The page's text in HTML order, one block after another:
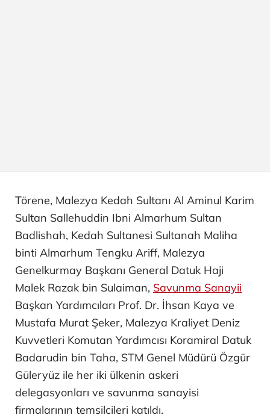
Törene, Malezya Kedah Sultanı Al Aminul Karim
Sultan Sallehuddin Ibni Almarhum Sultan
Badlishah, Kedah Sultanesi Sultanah Maliha
binti Almarhum Tengku Ariff, Malezya
Genelkurmay Başkanı General Datuk Haji
Malek Razak bin Sulaiman, Savunma Sanayii
Başkan Yardımcıları Prof. Dr. İhsan Kaya ve
Mustafa Murat Şeker, Malezya Kraliyet Deniz
Kuvvetleri Komutan Yardımcısı Koramiral Datuk
Badarudin bin Taha, STM Genel Müdürü Özgür
Güleryüz ile her iki ülkenin askeri
delegasyonları ve savunma sanayisi
firmalarının temsilcileri katıldı.